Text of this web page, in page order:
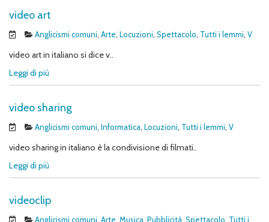
video art
Anglicismi comuni, Arte, Locuzioni, Spettacolo, Tutti i lemmi, V
video art in italiano si dice v..
Leggi di più
video sharing
Anglicismi comuni, Informatica, Locuzioni, Tutti i lemmi, V
video sharing in italiano è la condivisione di filmati..
Leggi di più
videoclip
Anglicismi comuni, Arte, Musica, Pubblicità, Spettacolo, Tutti i